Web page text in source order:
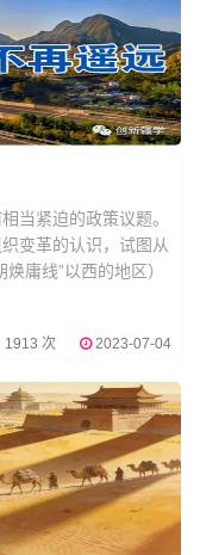
当紧迫的政策议题。
变革的认识，试图从
庸线”以西的地区）
1913 次 2023-07-04